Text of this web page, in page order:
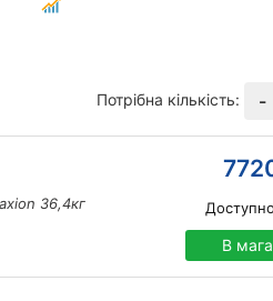
Потрібна кількість: -
36,4кг Доступно
В